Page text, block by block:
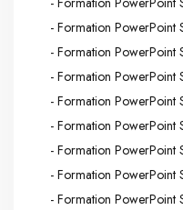
- Formation PowerPoint
- Formation PowerPoint
- Formation PowerPoint
- Formation PowerPoint
- Formation PowerPoint
- Formation PowerPoint
- Formation PowerPoint
- Formation PowerPoint